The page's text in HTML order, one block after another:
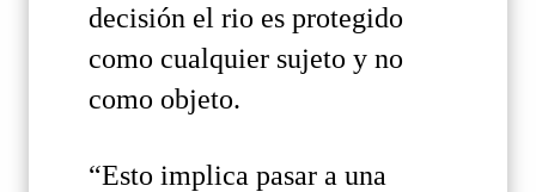
decisión el rio es protegido
como cualquier sujeto y no
como objeto.
“Esto implica pasar a una